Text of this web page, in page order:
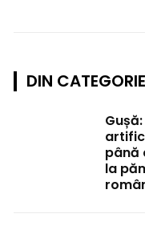
DIN CATEGORIE
până
la